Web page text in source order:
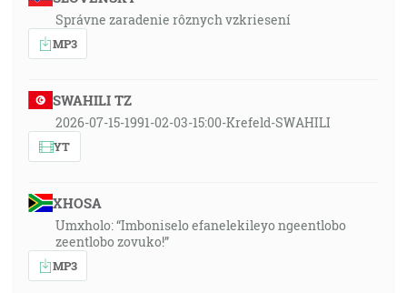
Správne zaradenie rôznych vzkriesení
MP3
SWAHILI TZ
2026-07-15-1991-02-03-15:00-Krefeld-SWAHILI
YT
XHOSA
Umxholo: “Imboniselo efanelekileyo ngeentlobo
zeentlobo zovuko!”
MP3